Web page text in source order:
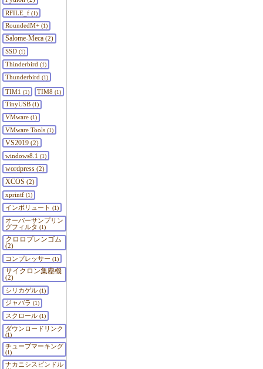
RFILE_f(1)
RoundedM+(1)
Salome-Meca (2)
SSD(1)
Thinderbird (1)
Thunderbird (1)
TIM1 (1) TIM8 (1)
TinyUSB(1)
VMware(1)
VMware Tools(1)
VS2019 (2)
windows8.1 (1)
wordpress (2)
XCOS (2)
xprintf(1)
インボリュート (1)
オーバーサンプリン
グフィルタ (1)
クロロプレンゴム
(2)
コンプレッサー (1)
サイクロン集塵機
(2)
シリカゲル(1)
ジャバラ (1)
スクロール(1)
ダウンロードリンク
(1)
チューブマーキング
(1)
ナカニシスピンドル